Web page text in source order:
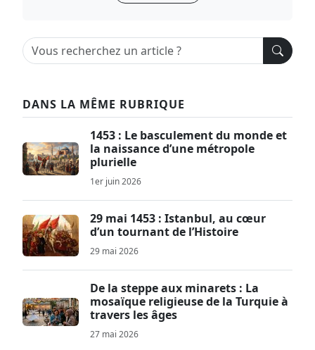
DANS LA MÊME RUBRIQUE
1453 : Le basculement du monde et
la naissance d’une métropole
plurielle
1er juin 2026
29 mai 1453 : Istanbul, au cœur
d’un tournant de l’Histoire
29 mai 2026
De la steppe aux minarets : La
mosaïque religieuse de la Turquie à
travers les âges
27 mai 2026